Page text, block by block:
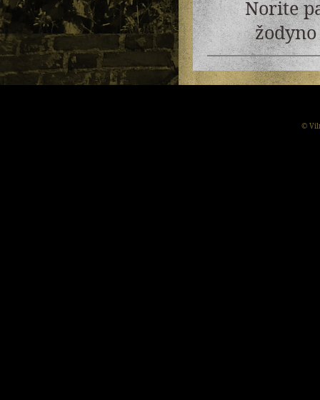
Norite
©